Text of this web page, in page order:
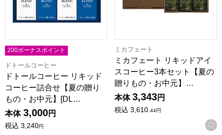
200ボーナスポイント
ドトールコーヒー
ドトールコーヒー リキッド
コーヒー詰合せ【夏の贈り
もの・お中元】[DL…
本体 3,000円
税込 3,240円
ミカフェート
ミカフェート リキッドアイ
スコーヒー3本セット【夏の
贈りもの・お中元】…
本体 3,343円
税込 3,610. 44円